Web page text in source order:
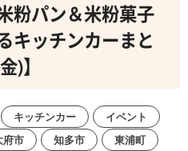
粉パン＆米粉菓子
キッチンカーまと
)】
キッチンカー
イベント
府市 知多市
東浦町